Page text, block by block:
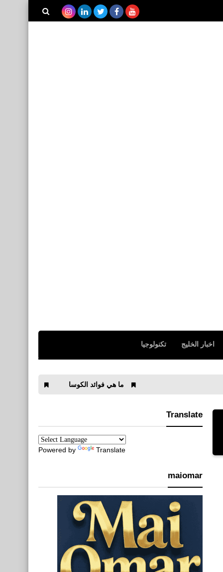
اخبار الخليج تكنولوجيا
ما هي فوائد الكوسا ما هي فوائد الخوخ للبشرة
Translate
Powered by Translate
maiomar